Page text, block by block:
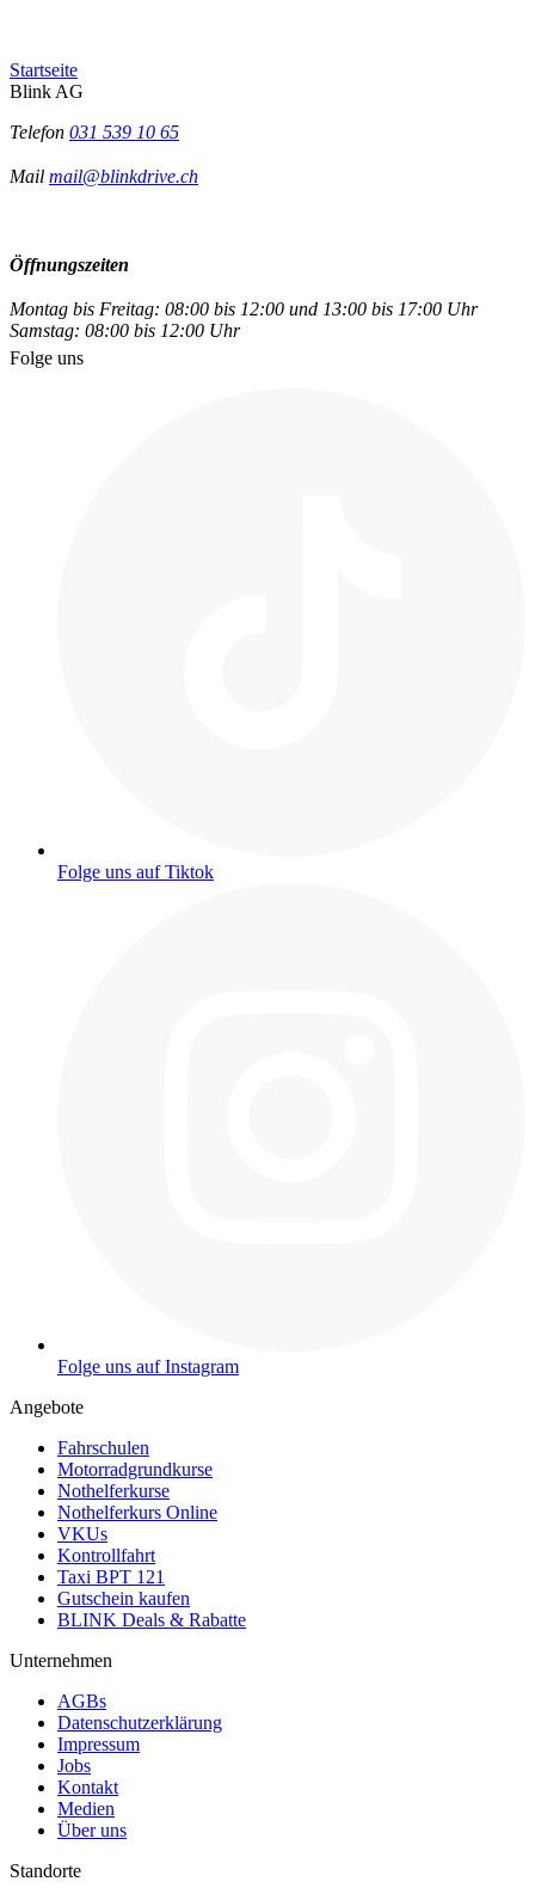
Startseite
Blink AG
Telefon 031 539 10 65
Mail mail@blinkdrive.ch
Öffnungszeiten
Montag bis Freitag: 08:00 bis 12:00 und 13:00 bis 17:00 Uhr
Samstag: 08:00 bis 12:00 Uhr
Folge uns
Folge uns auf Tiktok
Folge uns auf Instagram
Angebote
Fahrschulen
Motorradgrundkurse
Nothelferkurse
Nothelferkurs Online
VKUs
Kontrollfahrt
Taxi BPT 121
Gutschein kaufen
BLINK Deals & Rabatte
Unternehmen
AGBs
Datenschutzerklärung
Impressum
Jobs
Kontakt
Medien
Über uns
Standorte